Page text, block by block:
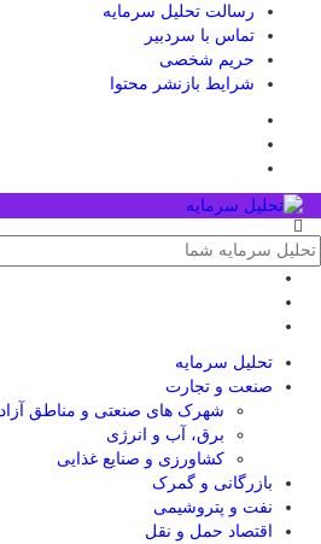
رسالت تحلیل سرمایه
تماس با سردبیر
حریم شخصی
شرایط بازنشر محتوا
تحلیل‌ سرمایه
صنعت و تجارت
شهرک های صنعتی و مناطق آزاد
برق، آب و انرژی
کشاورزی و صنایع غذایی
بازرگانی و گمرک
نفت و پتروشیمی
اقتصاد حمل و نقل